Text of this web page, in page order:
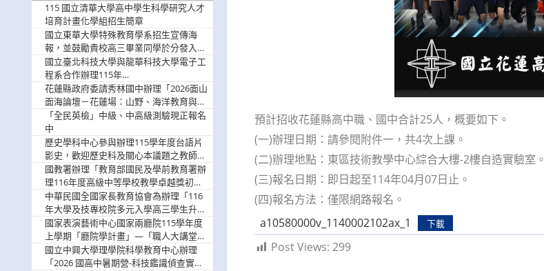
預計招收花蓮縣高中職、國中合計25人，概要如下。
(一)辦理日期：請參閱附件一，共4次上課。
(二)辦理地點：東區技術教學中心綜合大樓-2樓自造實驗室。
(三)報名日期：即日起至114年04月07日止。
(四)報名方法：僅限網路報名。
a10580000v_1140002102ax_1
下載
Post Views: 299
115 國立清華大學高中學生科學研究人才
培育計畫化學組招生簡章
國立東華大學特殊教育學系招生宣傳海
報，並鼓勵貴校高三畢業同學於分發入學
階段踴躍選填。
國立臺北科技大學與龍華科技大學電子工
程系合作辦理115年
「115.08.10~08.12「AI賦能應用於智慧半
導體研習營」，歡迎學生踴躍報名參加
花蓮縣政府委請秀林國中辦理「2026面山
面海論壇－花蓮場：山野、海洋教育與戶
外安全實務課程」，歡迎踴躍報名參加
「全民英檢」中級、中高級測驗現正報名
中
歷史學科中心參與辦理115學年度台語片
影史，歡迎歷史科及關心本議題之教師踴
躍報名參加
國教署辦理「教育部國民及學前教育署辦
理116年度高級中等學校教學卓越獎初選
實施計畫」，鼓勵教師踴躍報名
中華民國全國家長教育協會為辦理「116
年大學及技專校院多元入學高三學生升學
輔導家長說明會」
國家表演藝術中心國家兩廳院115學年度
上學期「廳院學計畫」—「職人大講堂」
及「一日體驗課程」，鼓勵踴躍報名參
與。
國立中興大學理學院科學教育中心辦理
「2026 國高中暑期營-科技鑑識偵查實戰